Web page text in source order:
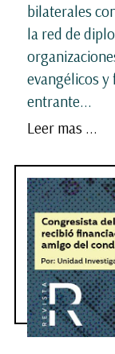
bilaterales
la red de
evangélicos
entrante...
Leer mas ...